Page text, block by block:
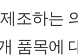
조하는
품목에